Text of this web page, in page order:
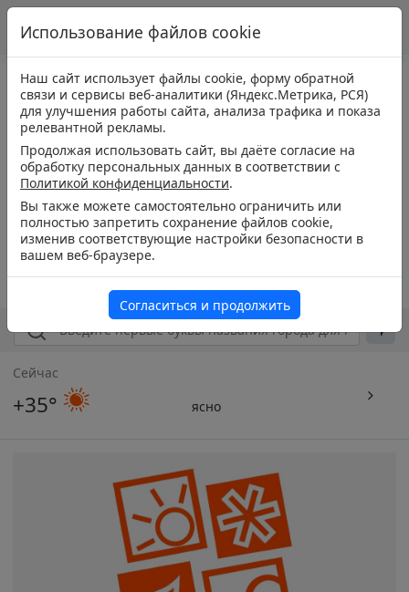
Сейчас
+35° ясно
Использование файлов cookie
Наш сайт использует файлы cookie, форму обратной
связи и сервисы веб-аналитики (Яндекс.Метрика, РСЯ)
для улучшения работы сайта, анализа трафика и показа
релевантной рекламы.
Продолжая использовать сайт, вы даёте согласие на
обработку персональных данных в соответствии с
Политикой конфиденциальности.
Вы также можете самостоятельно ограничить или
полностью запретить сохранение файлов cookie,
изменив соответствующие настройки безопасности в
вашем веб-браузере.
Согласиться и продолжить